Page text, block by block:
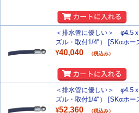
＜排水管に優しい＞ φ4.5
ズル・取付1/4"） [SKαホー
¥40,040 （税込み）
＜排水管に優しい＞ φ4.5
ズル・取付1/4"） [SKαホー
¥52,360 （税込み）